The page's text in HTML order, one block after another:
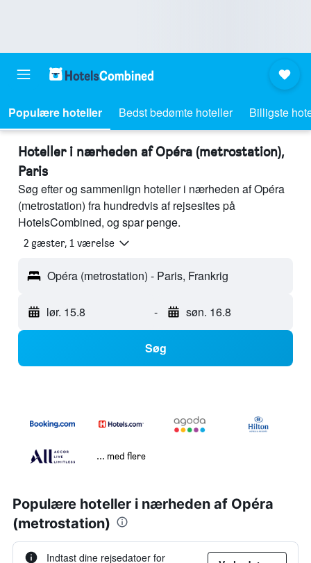
Populære hoteller Bedst bedømte hoteller Billigste
Hoteller i nærheden af Opéra (metrostation),
Paris
Søg efter og sammenlign hoteller i nærheden af Opéra
(metrostation) fra hundredvis af rejsesites på
HotelsCombined, og spar penge.
2 gæster, 1 værelse
Opéra (metrostation) - Paris, Frankrig
lør. 15.8 - søn. 16.8
Søg
... med flere
Populære hoteller i nærheden af Opéra
(metrostation)
Indtast dine rejsedatoer for